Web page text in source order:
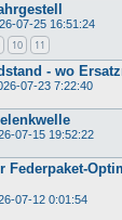
07-25 16:51:24
10 11
- wo
07-23 7:22:40
07-15 19:52:22
Federpaket-
07-12 0:01:54